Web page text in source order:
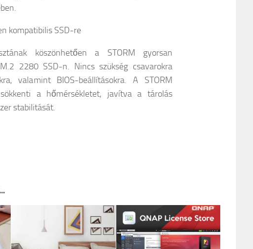
kompatibilis SSD-re
köszönhetően a STORM gyorsan
2280 SSD-n. Nincs szükség csavarokra
valamint BIOS-beállításokra. A STORM
a hőmérsékletet, javítva a tárolás
stabilitását.